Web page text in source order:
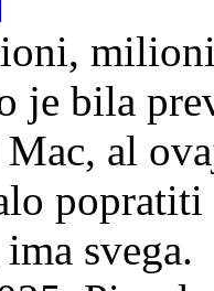
je bila
al
popratiti
svega.